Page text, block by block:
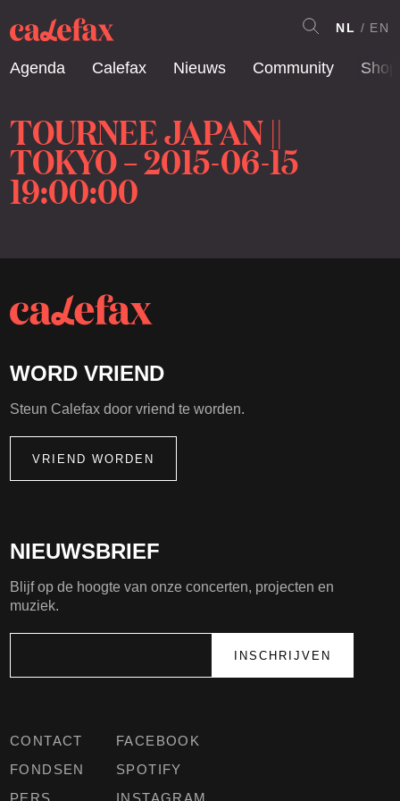
Agenda Calefax Nieuws Community Shop
NL EN
TOURNEE JAPAN ||
TOKYO – 2015-06-15
19:00:00
CONTACT
FONDSEN
PERS
FACEBOOK
SPOTIFY
INSTAGRAM
NIEUWSBRIEF
Blijf op de hoogte van onze concerten, projecten en
muziek.
WORD VRIEND
Steun Calefax door vriend te worden.
VRIEND WORDEN